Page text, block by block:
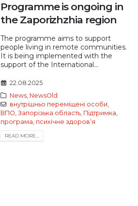
Programme is ongoing in
the Zaporizhzhia region
The programme aims to support
people living in remote communities.
It is being implemented with the
support of the International...
22.08.2025
News, NewsOld
внутрішньо переміщені особи,
ВПО, Запорізька область, Підтримка,
програма, психічне здоровʼя
READ MORE...